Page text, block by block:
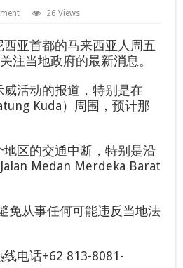
26 Views
亚首都的马来西亚人周五
注当地政府的最新消息。
活动的报道，特别是在
Kuda）周围，预计那
区的交通中断，特别是沿
Medan Merdeka Barat
免从事任何可能违反当地法
电话+62 813-8081-